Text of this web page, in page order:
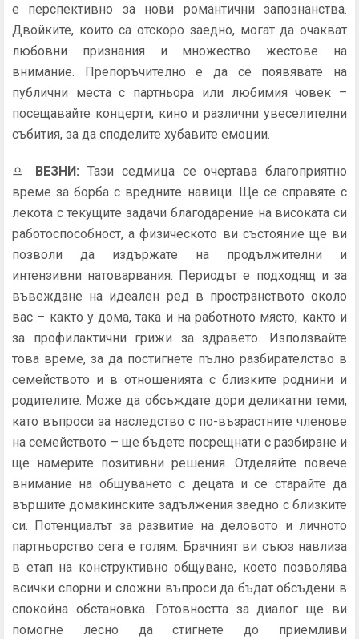
е перспективно за нови романтични запознанства.
Двойките, които са отскоро заедно, могат да очакват
любовни признания и множество жестове на
внимание. Препоръчително е да се появявате на
публични места с партньора или любимия човек –
посещавайте концерти, кино и различни увеселителни
събития, за да споделите хубавите емоции.
♎ ВЕЗНИ: Тази седмица се очертава благоприятно
време за борба с вредните навици. Ще се справяте с
лекота с текущите задачи благодарение на високата си
работоспособност, а физическото ви състояние ще ви
позволи да издържате на продължителни и
интензивни натоварвания. Периодът е подходящ и за
въвеждане на идеален ред в пространството около
вас – както у дома, така и на работното място, както и
за профилактични грижи за здравето. Използвайте
това време, за да постигнете пълно разбирателство в
семейството и в отношенията с близките роднини и
родителите. Може да обсъждате дори деликатни теми,
като въпроси за наследство с по-възрастните членове
на семейството – ще бъдете посрещнати с разбиране и
ще намерите позитивни решения. Отделяйте повече
внимание на общуването с децата и се старайте да
вършите домакинските задължения заедно с близките
си. Потенциалът за развитие на деловото и личното
партньорство сега е голям. Брачният ви съюз навлиза
в етап на конструктивно общуване, което позволява
всички спорни и сложни въпроси да бъдат обсъдени в
спокойна обстановка. Готовността за диалог ще ви
помогне лесно да стигнете до приемливи